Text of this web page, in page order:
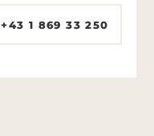
+43 1 869 33 250